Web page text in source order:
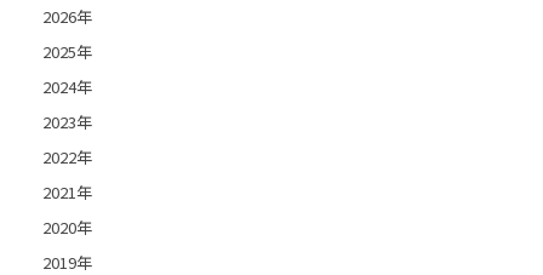
2026年
2025年
2024年
2023年
2022年
2021年
2020年
2019年